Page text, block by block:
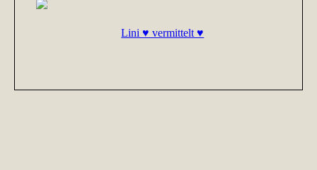
Lini ♥ vermittelt ♥